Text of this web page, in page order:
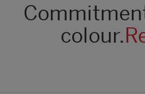
colour.